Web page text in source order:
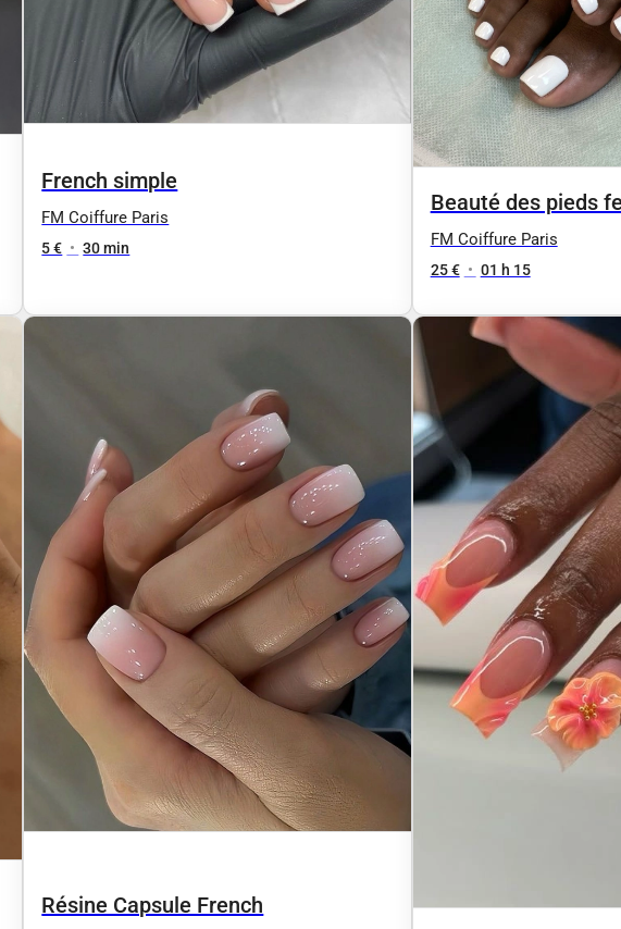
French simple
FM Coiffure Paris
5 € • 30 min
Beauté des pieds
FM Coiffure Paris
25 € • 01 h 15
Résine Capsule French